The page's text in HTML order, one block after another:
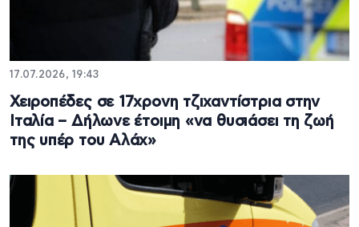
17.07.2026, 19:43
Χειροπέδες σε 17χρονη τζιχαντίστρια στην
Ιταλία – Δήλωνε έτοιμη «να θυσιάσει τη ζωή
της υπέρ του Αλάχ»